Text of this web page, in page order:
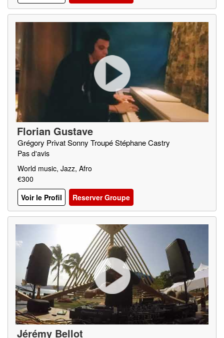
Florian Gustave
Grégory Privat Sonny Troupé Stéphane Castry
Pas d'avis
World music, Jazz, Afro
€300
Voir le Profil
Reserver Groupe
Jérémy Bellot